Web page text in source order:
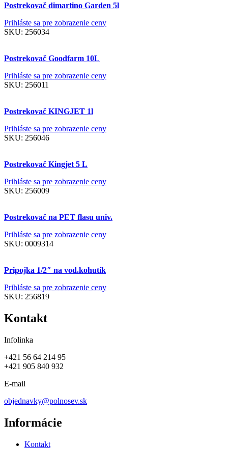
Postrekovač dimartino Garden 5l
Prihláste sa pre zobrazenie ceny
SKU: 256034
Postrekovač Goodfarm 10L
Prihláste sa pre zobrazenie ceny
SKU: 256011
Postrekovač KINGJET 1l
Prihláste sa pre zobrazenie ceny
SKU: 256046
Postrekovač Kingjet 5 L
Prihláste sa pre zobrazenie ceny
SKU: 256009
Postrekovač na PET flasu univ.
Prihláste sa pre zobrazenie ceny
SKU: 0009314
Pripojka 1/2″ na vod.kohutik
Prihláste sa pre zobrazenie ceny
SKU: 256819
Kontakt
Infolinka
+421 56 64 214 95
+421 905 840 932
E-mail
objednavky@polnosev.sk
Informácie
Kontakt